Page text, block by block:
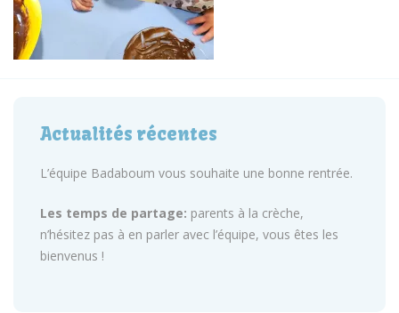
Actualités récentes
L’équipe Badaboum vous souhaite une bonne rentrée.
Les temps de partage: parents à la crèche,
n’hésitez pas à en parler avec l’équipe, vous êtes les
bienvenus !